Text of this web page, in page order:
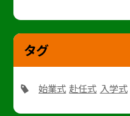
タグ
始業式 赴任式 入学式